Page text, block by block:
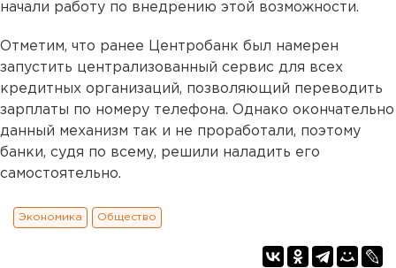
начали работу по внедрению этой возможности.
Отметим, что ранее Центробанк был намерен
запустить централизованный сервис для всех
кредитных организаций, позволяющий переводить
зарплаты по номеру телефона. Однако окончательно
данный механизм так и не проработали, поэтому
банки, судя по всему, решили наладить его
самостоятельно.
Экономика Общество